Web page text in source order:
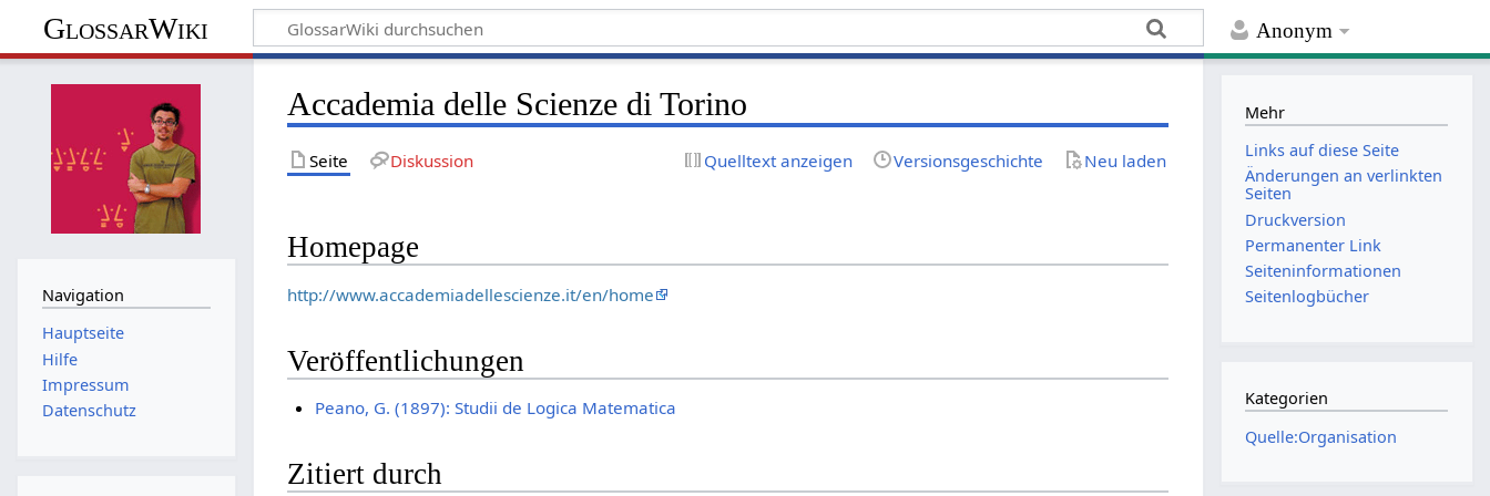
Anonym
GlossarWiki
Accademia delle Scienze di Torino
Seite Diskussion Quelltext anzeigen Versionsgeschichte Neu laden
Homepage
http://www.accademiadellescienze.it/en/home
Veröffentlichungen
Peano, G. (1897): Studii de Logica Matematica
Zitiert durch
Navigation
Hauptseite
Hilfe
Impressum
Datenschutz
Mehr
Links auf diese Seite
Änderungen an verlinkten
Seiten
Druckversion
Permanenter Link
Seiten­­informationen
Seitenlogbücher
Kategorien
Quelle:Organisation